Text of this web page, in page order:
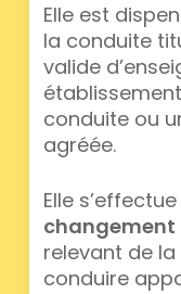
Elle est
la conduite
valide
conduite ou
agréée.
Elle
changement
relevant de
conduire